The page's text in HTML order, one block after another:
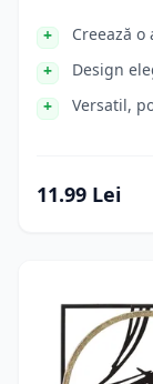
Creează
Design
Versatil,
11.99 Lei